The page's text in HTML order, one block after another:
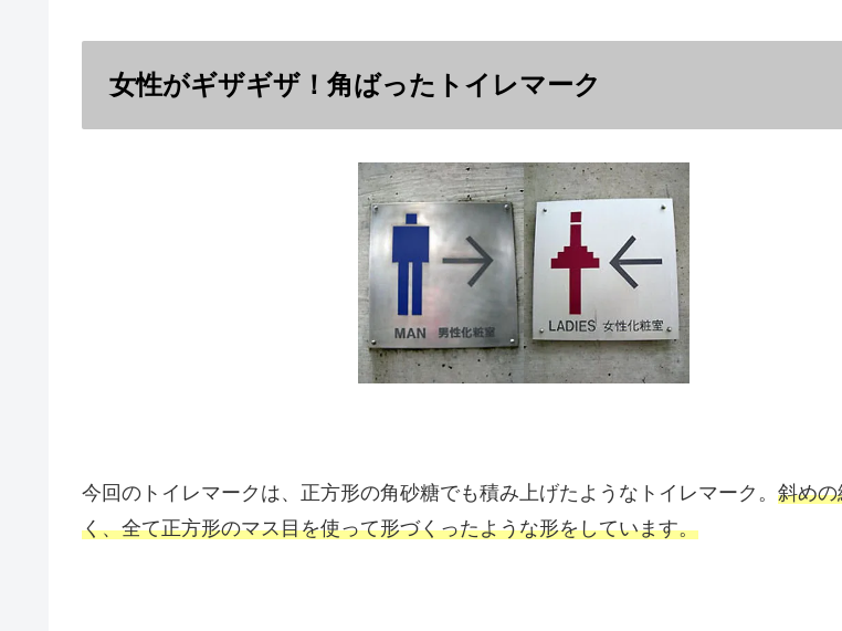
女性がギザギザ！角ばったトイレマーク
今回のトイレマークは、正方形の角砂糖でも積み上げたようなトイレマーク。 斜め
く、全て正方形のマス目を使って形づくったような形をしています。